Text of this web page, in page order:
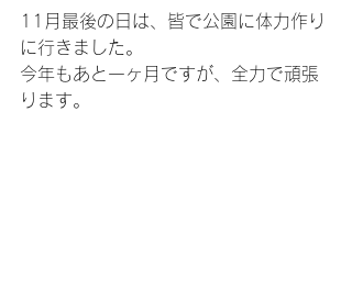
11月最後の日は、皆で公園に体力作り
に行きました。
今年もあと一ヶ月ですが、全力で頑張
ります。